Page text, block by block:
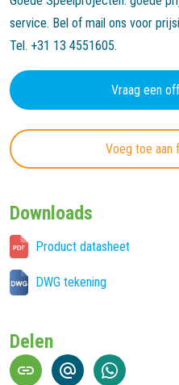
service. Bel of mail ons voor
Tel. +31 13 4551605.
Vraag een
Voeg toe aan
Downloads
Product datasheet
DWG tekening
Delen